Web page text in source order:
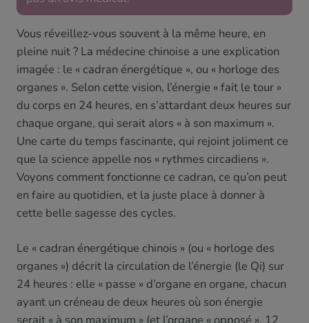
Vous réveillez-vous souvent à la même heure, en
pleine nuit ? La médecine chinoise a une explication
imagée : le « cadran énergétique », ou « horloge des
organes ». Selon cette vision, l’énergie « fait le tour »
du corps en 24 heures, en s’attardant deux heures sur
chaque organe, qui serait alors « à son maximum ».
Une carte du temps fascinante, qui rejoint joliment ce
que la science appelle nos « rythmes circadiens ».
Voyons comment fonctionne ce cadran, ce qu’on peut
en faire au quotidien, et la juste place à donner à
cette belle sagesse des cycles.
Le « cadran énergétique chinois » (ou « horloge des
organes ») décrit la circulation de l’énergie (le Qi) sur
24 heures : elle « passe » d’organe en organe, chacun
ayant un créneau de deux heures où son énergie